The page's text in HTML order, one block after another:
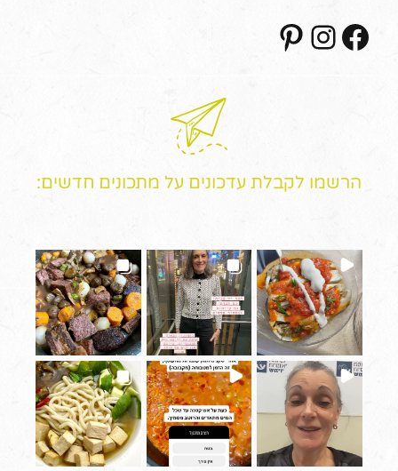
Facebook
Instagram
הרשמו לקבלת עדכונים על מתכונים חדשים: